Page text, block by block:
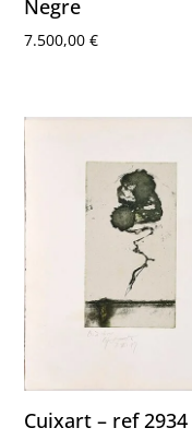
Negre
7.500,00€
Cuixart – ref 2934